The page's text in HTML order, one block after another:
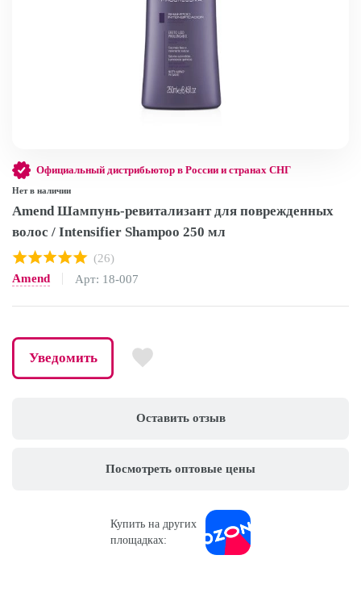
Оставить отзыв
Посмотреть оптовые цены
Купить на других
площадках:
Официальный дистрибьютор в России и странах СНГ
Нет в наличии
Amend Шампунь-ревитализант для поврежденных
волос / Intensifier Shampoo 250 мл
(26)
Amend
Арт: 18-007
Уведомить